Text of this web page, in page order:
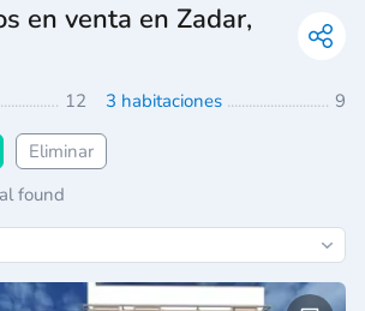
en venta en Zadar,
12 3 habitaciones 9
Eliminar
found